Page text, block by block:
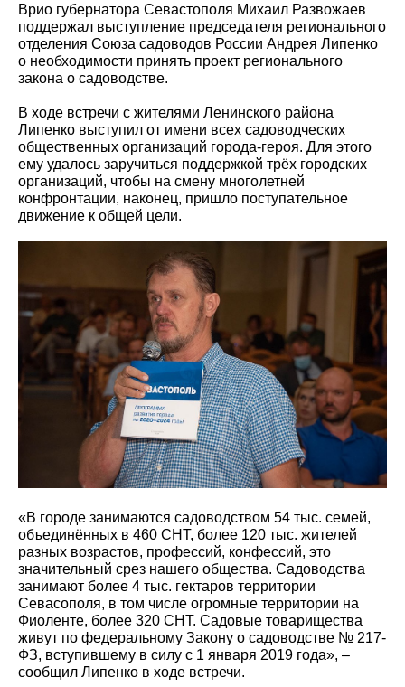
Врио губернатора Севастополя Михаил Развожаев
поддержал выступление председателя регионального
отделения Союза садоводов России Андрея Липенко
о необходимости принять проект регионального
закона о садоводстве.
В ходе встречи с жителями Ленинского района
Липенко выступил от имени всех садоводческих
общественных организаций города-героя. Для этого
ему удалось заручиться поддержкой трёх городских
организаций, чтобы на смену многолетней
конфронтации, наконец, пришло поступательное
движение к общей цели.
«В городе занимаются садоводством 54 тыс. семей,
объединённых в 460 СНТ, более 120 тыс. жителей
разных возрастов, профессий, конфессий, это
значительный срез нашего общества. Садоводства
занимают более 4 тыс. гектаров территории
Севасополя, в том числе огромные территории на
Фиоленте, более 320 СНТ. Садовые товарищества
живут по федеральному Закону о садоводстве № 217-
ФЗ, вступившему в силу с 1 января 2019 года», –
сообщил Липенко в ходе встречи.